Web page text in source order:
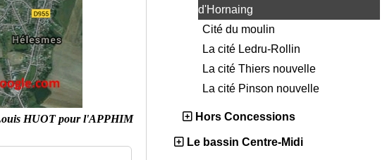
HUOT pour l'APPHIM
d'Hornaing
Cité du moulin
La cité Ledru-Rollin
La cité Thiers nouvelle
La cité Pinson nouvelle
Hors Concessions
Le bassin Centre-Midi